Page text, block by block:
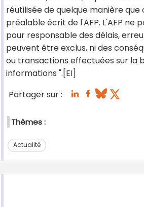
réutilisée de quelque manière
préalable écrit de l'AFP. L'AFP ne
pour responsable des délais,
peuvent être exclus, ni des
ou transactions effectuées sur la
informations ".[EI]
Partager sur :
Thèmes :
Actualité